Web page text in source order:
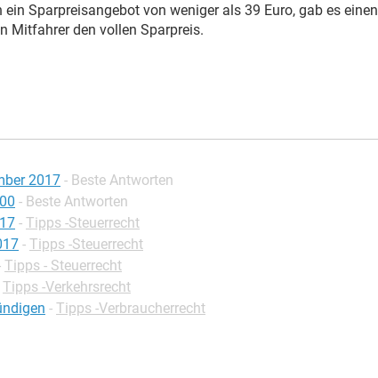
Sparpreisangebot von weniger als 39 Euro, gab es einen
Mitfahrer den vollen Sparpreis.
2017 - Beste Antworten
- Beste Antworten
- Tipps -Steuerrecht
- Tipps -Steuerrecht
Tipps - Steuerrecht
Tipps -Verkehrsrecht
- Tipps -Verbraucherrecht